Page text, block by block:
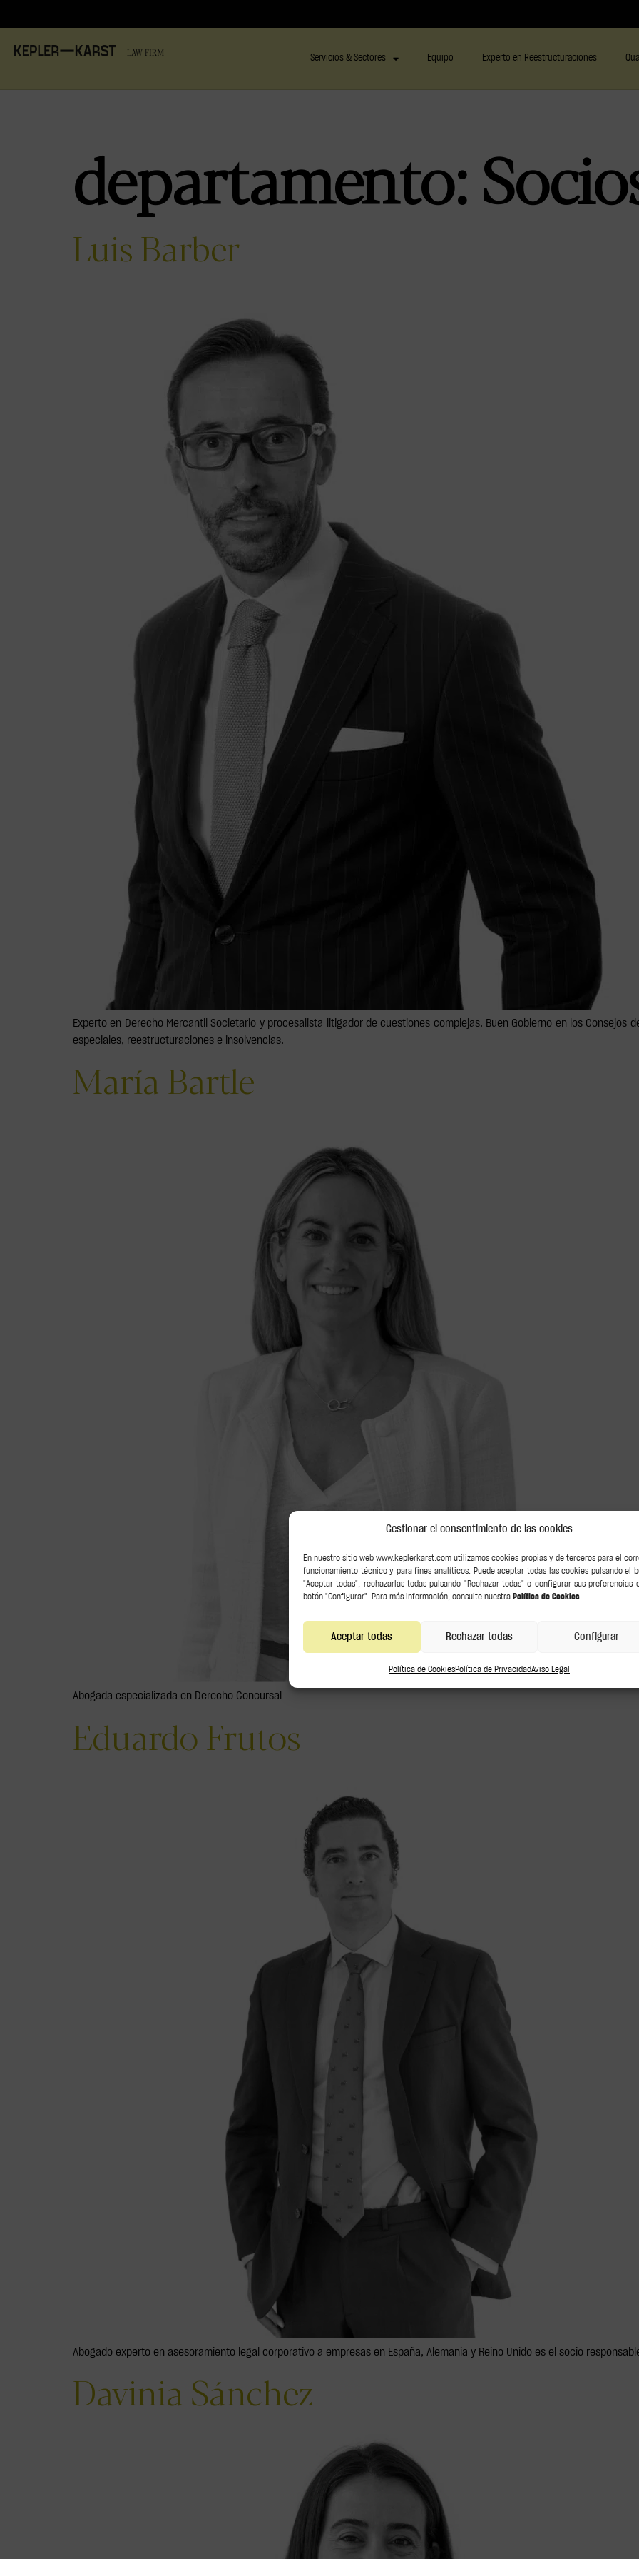
Gestionar el consentimiento de las cookies
En nuestro sitio web www.keplerkarst.com utilizamos cookies propias y de terceros para el
funcionamiento técnico y para fines analíticos. Puede aceptar todas las cookies pulsando el
"Aceptar todas", rechazarlas todas pulsando "Rechazar todas" o configurar sus preferencias
botón "Configurar". Para más información, consulte nuestra Política de Cookies.
Aceptar todas Rechazar todas Configurar
Política de CookiesPolítica de PrivacidadAviso Legal
Servicios & Sectores Equipo Experto en Reestructuraciones
departamento:
Luis Barber
Experto en Derecho Mercantil Societario y procesalista litigador de cuestiones complejas. Buen Gobierno en los Consejos
especiales, reestructuraciones e insolvencias.
María Bartle
Abogada especializada en Derecho Concursal
Eduardo Frutos
Abogado experto en asesoramiento legal corporativo a empresas en España, Alemania y Reino Unido es el socio
Davinia Sánchez